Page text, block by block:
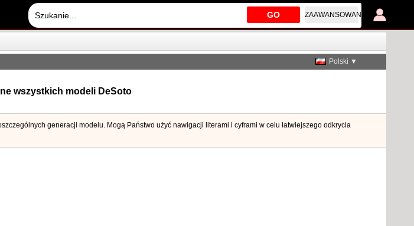
GO ZAAWANSOWANE
Polski ▼
wszystkich modeli DeSoto
generacji modelu. Mogą Państwo użyć nawigacji literami i cyframi w celu łatwiejszego odkrycia